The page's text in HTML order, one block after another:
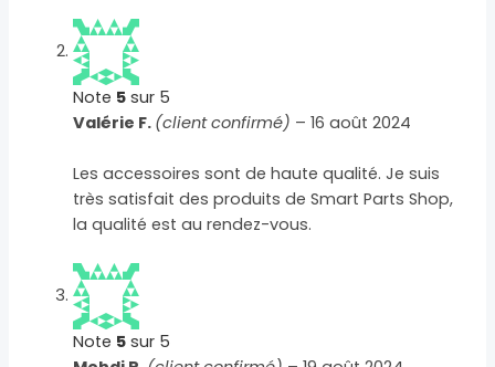
Note 5 sur 5
Valérie F. (client confirmé) – 16 août 2024
Les accessoires sont de haute qualité. Je suis
très satisfait des produits de Smart Parts Shop,
la qualité est au rendez-vous.
Note 5 sur 5